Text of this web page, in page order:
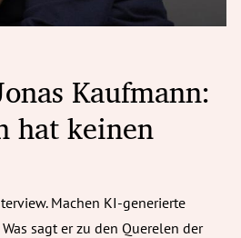
Kaufmann:
hat keinen
Machen KI-generierte
sagt er zu den Querelen der